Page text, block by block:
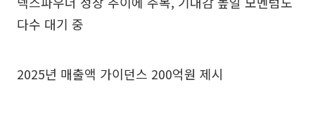
다수 대기 중
2025년 매출액 가이던스 200억원 제시